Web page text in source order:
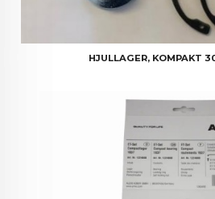
HJULLAGER, KOMPAKT